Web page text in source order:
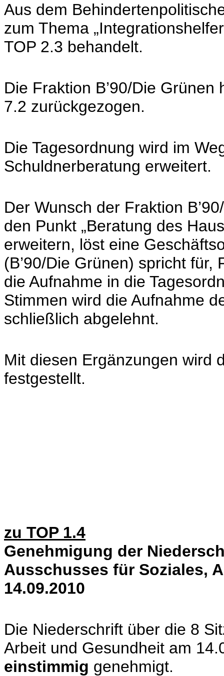
Aus dem
zum Thema
TOP 2.3 behandelt.
Die Fraktion B’90/Die
7.2 zurückgezogen.
Die Tagesordnung wird im
Schuldnerberatung erweitert.
Der Wunsch der Fraktion
den Punkt „Beratung des
erweitern, löst eine
(B’90/Die Grünen) spricht
die Aufnahme in die
Stimmen wird die Aufnahme
schließlich abgelehnt.
Mit diesen Ergänzungen wird
festgestellt.
zu TOP 1.4
Genehmigung der
Ausschusses für Soziales,
14.09.2010
Die Niederschrift über die 8
Arbeit und Gesundheit am
einstimmig genehmigt.